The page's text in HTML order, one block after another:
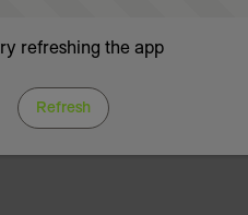
refreshing the app
Refresh